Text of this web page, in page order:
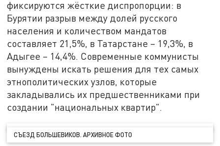
фиксируются жёсткие диспропорции: в
Бурятии разрыв между долей русского
населения и количеством мандатов
составляет 21,5%, в Татарстане – 19,3%, в
Адыгее – 14,4%. Современные коммунисты
вынуждены искать решения для тех самых
этнополитических узлов, которые
закладывались их предшественниками при
создании "национальных квартир".
СЪЕЗД БОЛЬШЕВИКОВ. АРХИВНОЕ ФОТО